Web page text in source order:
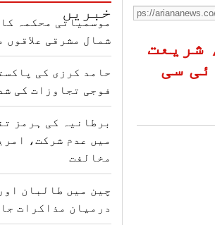
شریعت
سی
خبریں
موسمیاتی محکمہ کا
شمال مشرقی علاقوں
حامد کرزی کی
فوجی تجاوزات کی
برطانیہ کی ہرمز
میں عدم شرکت،
مخالفت
چین میں طالبان
درمیان مذاکرات